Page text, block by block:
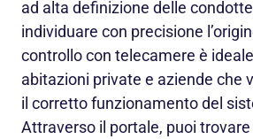
ad alta definizione delle
individuare con precisione
controllo con telecamere è
abitazioni private e aziende che
il corretto funzionamento del
Attraverso il portale, puoi